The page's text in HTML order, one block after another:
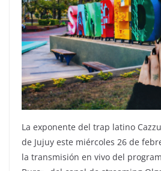
La exponente del trap latino
de Jujuy este miércoles 26 de
la transmisión en vivo del